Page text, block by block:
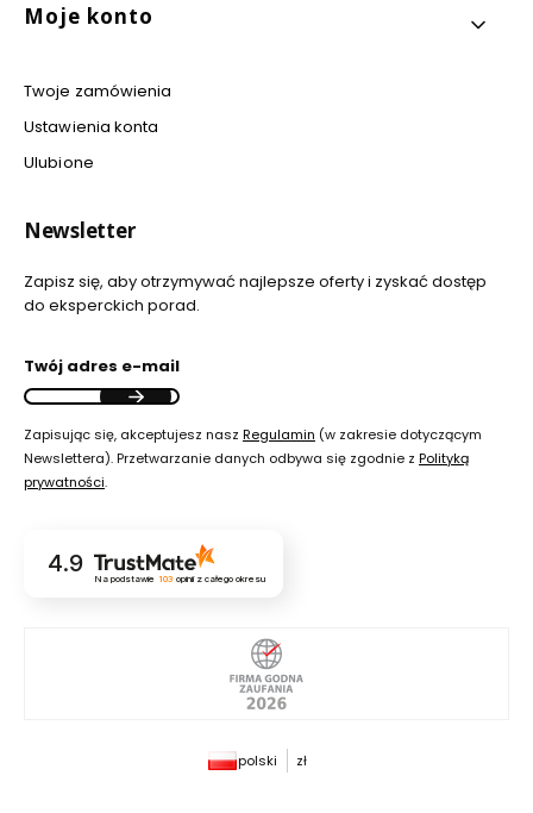
Moje konto
Twoje zamówienia
Ustawienia konta
Ulubione
Newsletter
Zapisz się, aby otrzymywać najlepsze oferty i zyskać dostęp
do eksperckich porad.
Twój adres e-mail
Zapisując się, akceptujesz nasz Regulamin (w zakresie dotyczącym
Newslettera). Przetwarzanie danych odbywa się zgodnie z Polityką
prywatności.
4.9
Na podstawie 103 opinii z całego okresu
polski zł